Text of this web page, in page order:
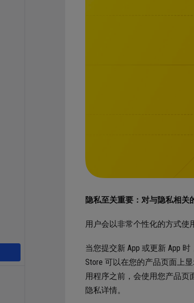
隐私至关重要：对与隐私相关
用户会以非常个性化的方式使
当您提交新 App 或更新 App
Store 可以在您的产品页面上
用程序之前，会使用您产品页
隐私详情。